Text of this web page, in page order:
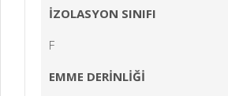
İZOLASYON SINIFI
F
EMME DERİNLİĞİ